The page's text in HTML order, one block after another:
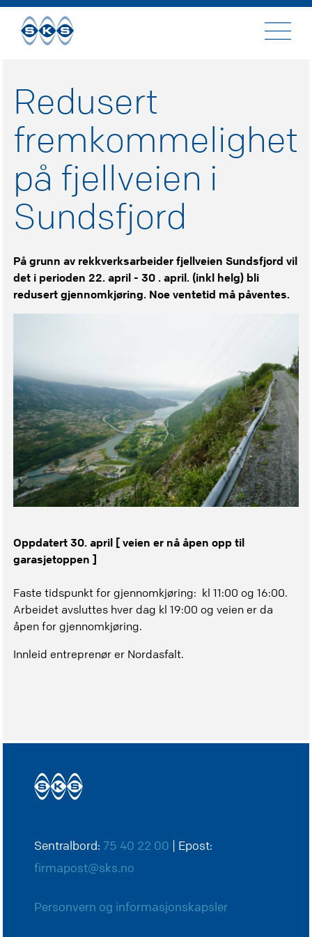
Til
innhold
Redusert
fremkommelighet
på fjellveien i
Sundsfjord
På grunn av rekkverksarbeider fjellveien Sundsfjord vil
det i perioden 22. april - 30 . april. (inkl helg) bli
redusert gjennomkjøring. Noe ventetid må påventes.
Oppdatert 30. april [ veien er nå åpen opp til
garasjetoppen ]
Faste tidspunkt for gjennomkjøring: kl 11:00 og 16:00.
Arbeidet avsluttes hver dag kl 19:00 og veien er da
åpen for gjennomkjøring.
Innleid entreprenør er Nordasfalt.
Sentralbord: 75 40 22 00 | Epost:
firmapost@sks.no
Personvern og informasjonskapsler